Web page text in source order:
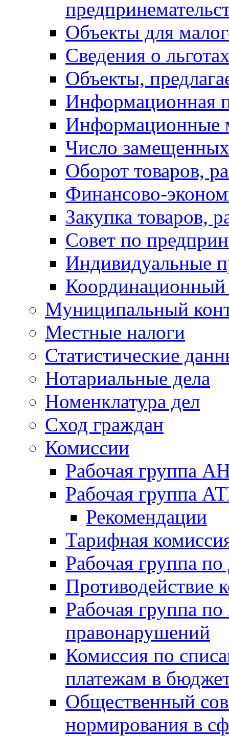
Объекты для
Сведения о
Объекты,
Информационная
Информационные
Число
Оборот товаров,
Финансово-
Закупка товаров,
Совет по
Индивидуальные
Координационный
Муниципальный
Местные налоги
Статистические
Нотариальные дела
Номенклатура дел
Сход граждан
Комиссии
Рабочая группа
Рабочая группа
Рекомендации
Тарифная
Рабочая группа
Противодействие
Рабочая группа
правонарушений
Комиссия по
платежам в
Общественный
нормирования в